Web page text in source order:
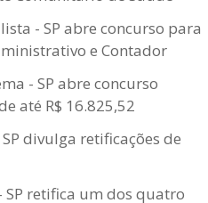
- SP abre concurso para
e Contador
- SP abre concurso
até R$ 16.825,52
divulga retificações de
retifica um dos quatro